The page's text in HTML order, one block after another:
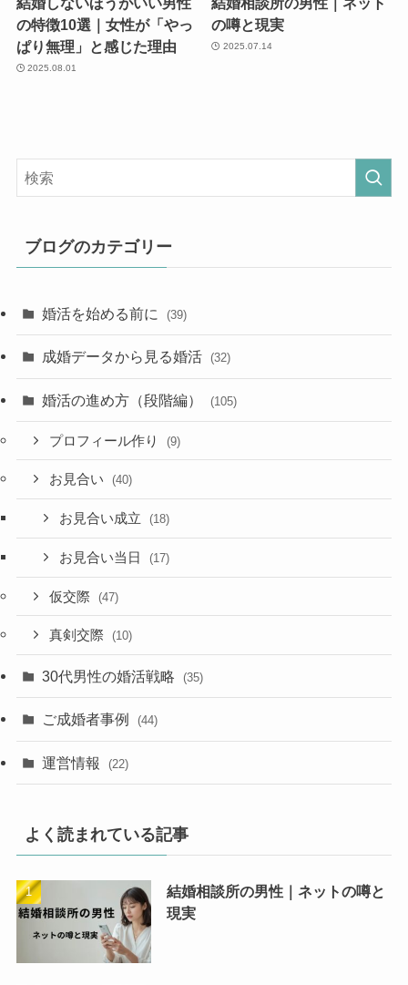
の特徴10選｜女性が「やっ
ぱり無理」と感じた理由
2025.08.01
の噂と現実
2025.07.14
ブログのカテゴリー
婚活を始める前に (39)
成婚データから見る婚活 (32)
婚活の進め方（段階編） (105)
プロフィール作り (9)
お見合い (40)
お見合い成立 (18)
お見合い当日 (17)
仮交際 (47)
真剣交際 (10)
30代男性の婚活戦略 (35)
ご成婚者事例 (44)
運営情報 (22)
よく読まれている記事
結婚相談所の男性｜ネットの噂と
現実